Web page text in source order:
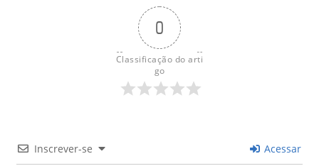
0
Classificação do arti
go
Inscrever-se Acessar